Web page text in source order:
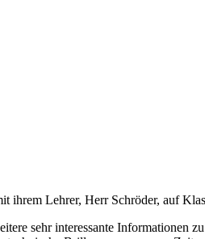
ihrem Lehrer, Herr Schröder, auf
sehr interessante Informationen